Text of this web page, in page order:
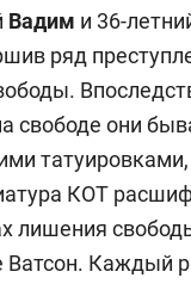
Вадим и 36-
ряд
свободе они
КОТ
лишения
Каждый